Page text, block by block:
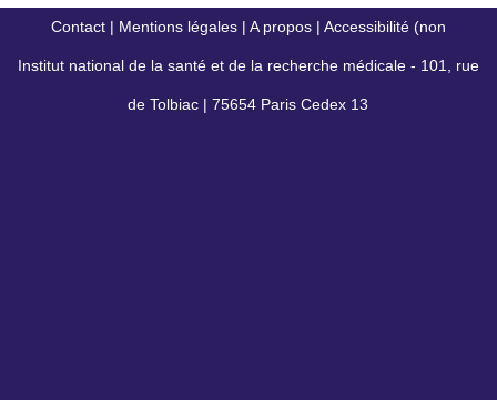
Contact | Mentions légales | A propos | Accessibilité (non
conforme)
Institut national de la santé et de la recherche médicale - 101, rue
de Tolbiac | 75654 Paris Cedex 13